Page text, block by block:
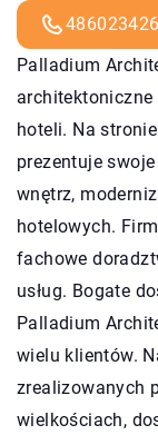
Palladium
hoteli. Na
prezentuje
wnętrz,
hotelowych.
fachowe
usług. Bogate
Palladium
wielu klientów.
zrealizowanych
wielkościach,